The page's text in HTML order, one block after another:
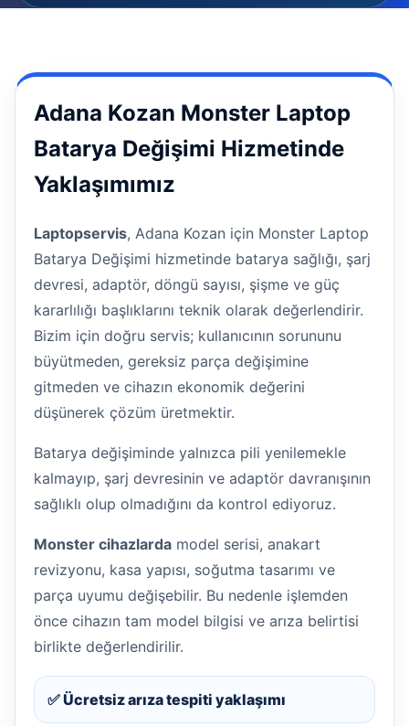
Adana Kozan Monster Laptop
Batarya Değişimi Hizmetinde
Yaklaşımımız
Laptopservis, Adana Kozan için Monster Laptop
Batarya Değişimi hizmetinde batarya sağlığı, şarj
devresi, adaptör, döngü sayısı, şişme ve güç
kararlılığı başlıklarını teknik olarak değerlendirir.
Bizim için doğru servis; kullanıcının sorununu
büyütmeden, gereksiz parça değişimine
gitmeden ve cihazın ekonomik değerini
düşünerek çözüm üretmektir.
Batarya değişiminde yalnızca pili yenilemekle
kalmayıp, şarj devresinin ve adaptör davranışının
sağlıklı olup olmadığını da kontrol ediyoruz.
Monster cihazlarda model serisi, anakart
revizyonu, kasa yapısı, soğutma tasarımı ve
parça uyumu değişebilir. Bu nedenle işlemden
önce cihazın tam model bilgisi ve arıza belirtisi
birlikte değerlendirilir.
✅ Ücretsiz arıza tespiti yaklaşımı